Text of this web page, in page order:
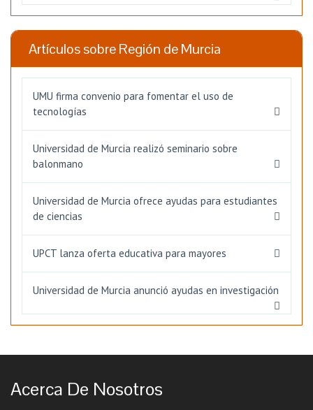
Artículos sobre Región de Murcia
UMU firma convenio para fomentar el uso de
tecnologías
Universidad de Murcia realizó seminario sobre
balonmano
Universidad de Murcia ofrece ayudas para estudiantes
de ciencias
UPCT lanza oferta educativa para mayores
Universidad de Murcia anunció ayudas en investigación
Acerca De Nosotros